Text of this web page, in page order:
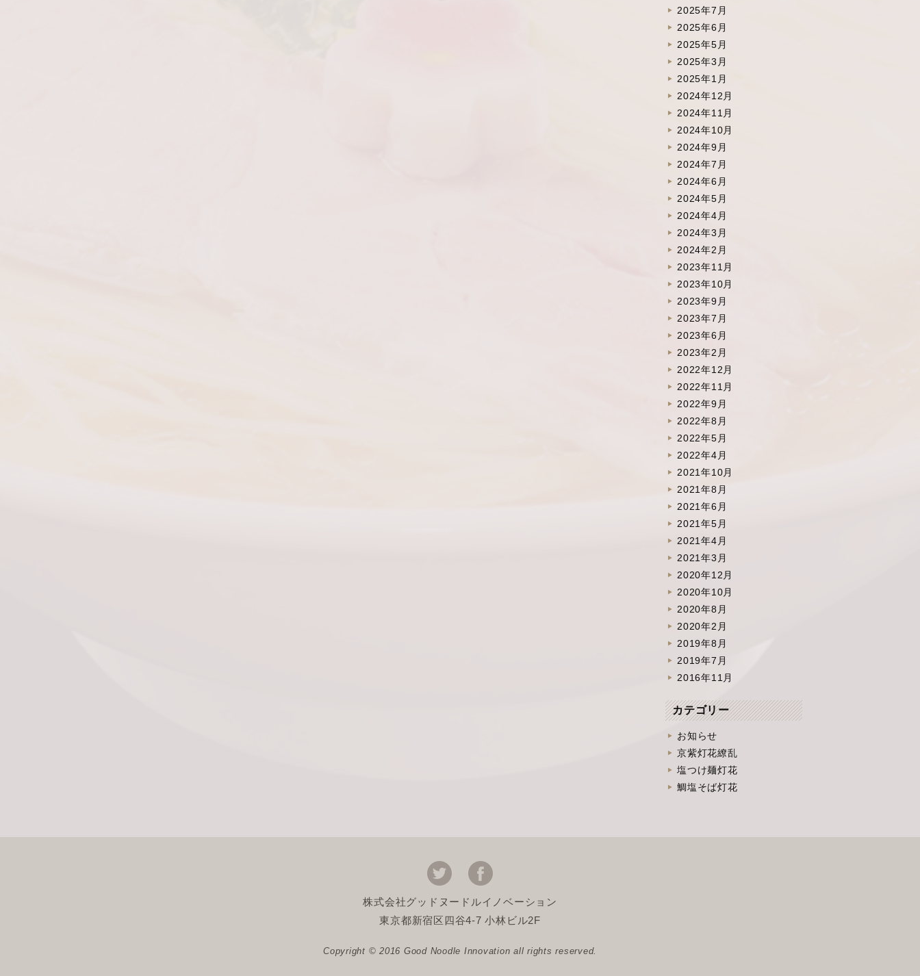
2025年7月
2025年6月
2025年5月
2025年3月
2025年1月
2024年12月
2024年11月
2024年10月
2024年9月
2024年7月
2024年6月
2024年5月
2024年4月
2024年3月
2024年2月
2023年11月
2023年10月
2023年9月
2023年7月
2023年6月
2023年2月
2022年12月
2022年11月
2022年9月
2022年8月
2022年5月
2022年4月
2021年10月
2021年8月
2021年6月
2021年5月
2021年4月
2021年3月
2020年12月
2020年10月
2020年8月
2020年2月
2019年8月
2019年7月
2016年11月
カテゴリー
お知らせ
京紫灯花繚乱
塩つけ麺灯花
鯛塩そば灯花
株式会社グッドヌードルイノベーション
東京都新宿区四谷4-7 小林ビル2F
Copyright © 2016 Good Noodle Innovation all rights reserved.